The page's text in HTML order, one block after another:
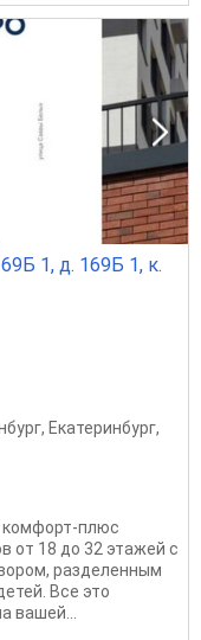
1, д. 169Б 1, к.
, Екатеринбург,
комфорт-плюс
от 18 до 32 этажей с
разделенным
Все это
вашей...